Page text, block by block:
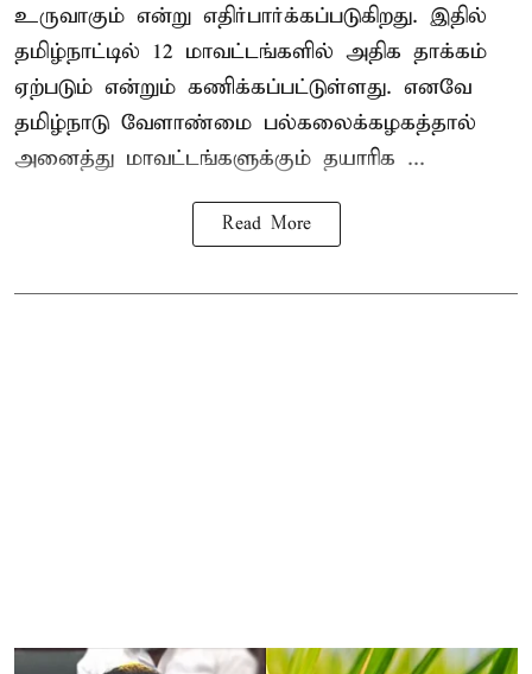
உருவாகும் என்று எதிர்பார்க்கப்படுகிறது. இதில்
தமிழ்நாட்டில் 12 மாவட்டங்களில் அதிக தாக்கம்
ஏற்படும் என்றும் கணிக்கப்பட்டுள்ளது. எனவே
தமிழ்நாடு வேளாண்மை பல்கலைக்கழகத்தால்
அனைத்து மாவட்டங்களுக்கும் தயாரிக ...
Read More